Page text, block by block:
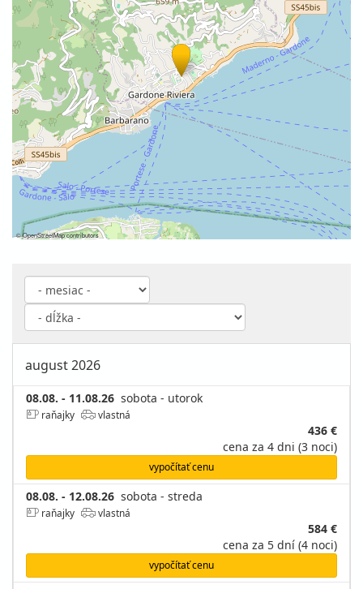
©OpenStreetMapcontributors
august 2026
08.08. - 11.08.26 sobota - utorok
raňajky vlastná
436 €
cena za 4 dni (3 noci)
vypočítať cenu
08.08. - 12.08.26 sobota - streda
raňajky vlastná
584 €
cena za 5 dní (4 noci)
vypočítať cenu